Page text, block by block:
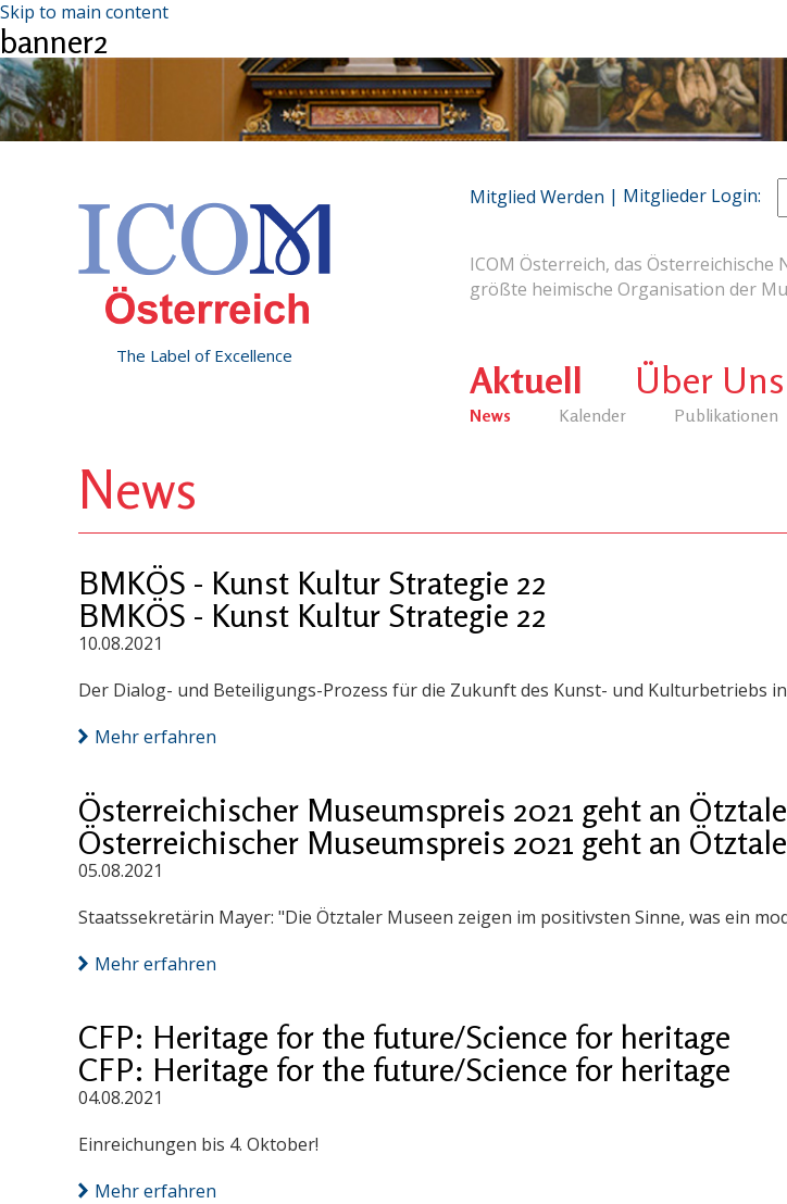
Skip to main content
banner2
The Label of Excellence
ICOM Österreich, das
größte heimische Organisation der
Aktuell
News Kalender Publikationen
Über Uns
Mitglied Werden | Mitglieder Login:
News
BMKÖS - Kunst Kultur Strategie 22
BMKÖS - Kunst Kultur Strategie 22
10.08.2021
Der Dialog- und Beteiligungs-Prozess für die Zukunft des Kunst- und Kulturbetriebs
Mehr erfahren
Österreichischer Museumspreis 2021 geht an
Österreichischer Museumspreis 2021 geht an
05.08.2021
Staatssekretärin Mayer: "Die Ötztaler Museen zeigen im positivsten Sinne, was ein
Mehr erfahren
CFP: Heritage for the future/Science for heritage
CFP: Heritage for the future/Science for heritage
04.08.2021
Einreichungen bis 4. Oktober!
Mehr erfahren